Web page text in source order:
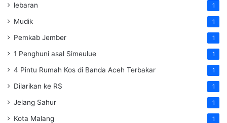
lebaran 1
Mudik 1
Pemkab Jember 1
1 Penghuni asal Simeulue 1
4 Pintu Rumah Kos di Banda Aceh Terbakar 1
Dilarikan ke RS 1
Jelang Sahur 1
Kota Malang 1